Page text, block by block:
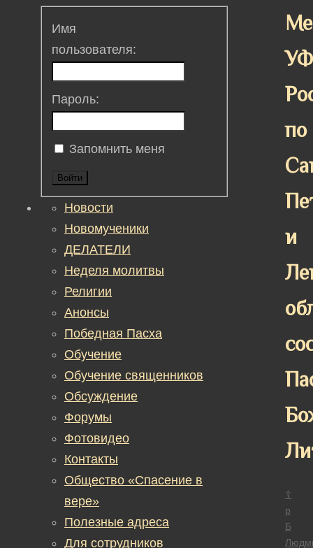
по
и
☦
р
Б
Имя
пользователя:
Пароль:
Запомнить меня
Войти
Новости
Новомученики
ДЕЛАТЕЛИ
Неделя молитвы
Религии
Анонсы
Победная Пасха
Обучение
Обучение священников
Обсуждение
Форумы
Фотовидео
Контакты
Общество «Спасение в
вере»
Полезные адреса
Для сотрудников